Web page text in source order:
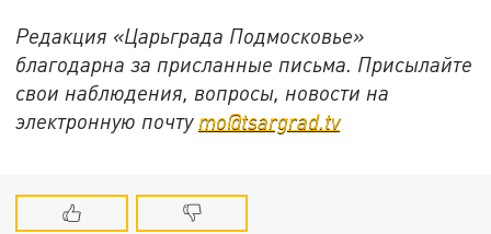
Редакция «Царьграда Подмосковье»
благодарна за присланные письма. Присылайте
свои наблюдения, вопросы, новости на
электронную почту mo@tsargrad.tv